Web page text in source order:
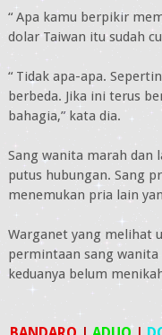
“ Apa kamu berpikir
dolar Taiwan itu sudah
“ Tidak apa-apa.
berbeda. Jika ini terus
bahagia,” kata dia.
Sang wanita marah dan
putus hubungan. Sang
menemukan pria lain
Warganet yang melihat
permintaan sang
keduanya belum